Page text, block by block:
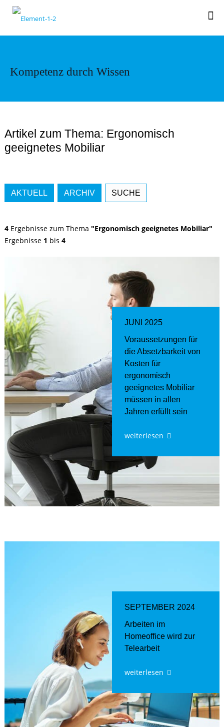
Kompetenz durch Wissen
Artikel zum Thema: Ergonomisch
geeignetes Mobiliar
AKTUELL ARCHIV SUCHE
4 Ergebnisse zum Thema "Ergonomisch geeignetes Mobiliar"
Ergebnisse 1 bis4
JUNI 2025
Voraussetzungen für
die Absetzbarkeit von
Kosten für
ergonomisch
geeignetes Mobiliar
müssen in allen
Jahren erfüllt sein
weiterlesen
SEPTEMBER 2024
Arbeiten im
Homeoffice wird zur
Telearbeit
weiterlesen